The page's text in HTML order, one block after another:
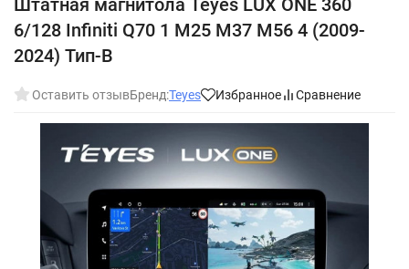
Штатная магнитола Teyes LUX ONE 360
6/128 Infiniti Q70 1 M25 M37 M56 4 (2009-
2024) Тип-B
Оставить отзывБренд:Teyes Избранное Сравнение